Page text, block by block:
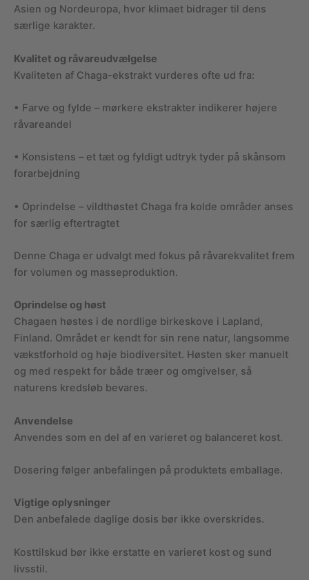
Asien og Nordeuropa, hvor klimaet bidrager til dens
særlige karakter.
Kvalitet og råvareudvælgelse
Kvaliteten af Chaga-ekstrakt vurderes ofte ud fra:
• Farve og fylde – mørkere ekstrakter indikerer højere
råvareandel
• Konsistens – et tæt og fyldigt udtryk tyder på skånsom
forarbejdning
• Oprindelse – vildthøstet Chaga fra kolde områder anses
for særlig eftertragtet
Denne Chaga er udvalgt med fokus på råvarekvalitet frem
for volumen og masseproduktion.
Oprindelse og høst
Chagaen høstes i de nordlige birkeskove i Lapland,
Finland. Området er kendt for sin rene natur, langsomme
vækstforhold og høje biodiversitet. Høsten sker manuelt
og med respekt for både træer og omgivelser, så
naturens kredsløb bevares.
Anvendelse
Anvendes som en del af en varieret og balanceret kost.
Dosering følger anbefalingen på produktets emballage.
Vigtige oplysninger
Den anbefalede daglige dosis bør ikke overskrides.
Kosttilskud bør ikke erstatte en varieret kost og sund
livsstil.